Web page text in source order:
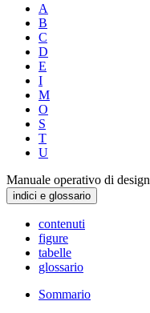
A
B
C
D
E
I
M
O
S
T
U
Manuale operativo di design
indici e glossario
contenuti
figure
tabelle
glossario
Sommario